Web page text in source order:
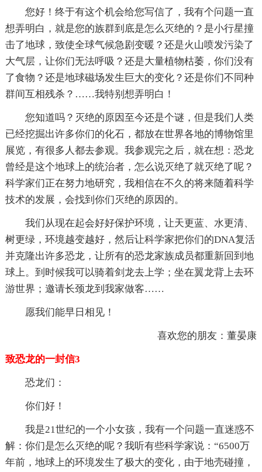
您好！终于有这个机会给您写信了，我有个问题一直
想弄明白，就是您的族群到底是怎么灭绝的？是小行星撞
击了地球，致使全球气候急剧变暖？还是火山喷发污染了
大气层，让你们无法呼吸？还是大量植物枯萎，你们没有
了食物？还是地球磁场发生巨大的变化？还是你们不同种
群间互相残杀？……我特别想弄明白！
您知道吗？灭绝的原因至今还是个谜，但是我们人类
已经挖掘出许多你们的化石，都放在世界各地的博物馆里
展览，有很多人都去参观。我参观完之后，就在想：恐龙
曾经是这个地球上的统治者，怎么说灭绝了就灭绝了呢？
科学家们正在努力地研究，我相信在不久的将来随着科学
技术的发展，会找到你们灭绝的原因的。
我们从现在起会好好保护环境，让天更蓝、水更清、
树更绿，环境越变越好，然后让科学家把你们的DNA复活
并克隆出许多恐龙，让所有的恐龙家族成员都重新回到地
球上。到时候我可以骑着剑龙去上学；坐在翼龙背上去环
游世界；邀请长颈龙到我家做客……
愿我们能早日相见！
喜欢您的朋友：董晏康
致恐龙的一封信3
恐龙们：
你们好！
我是21世纪的一个小女孩，我有一个问题一直迷惑不
解：你们是怎么灭绝的呢？我听有些科学家说：“6500万
年前，地球上的环境发生了极大的变化，由于地壳碰撞，